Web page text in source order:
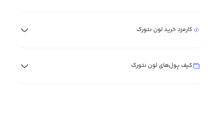
کارمزد خرید لون نتورک
کیف پول‌های لون نتورک